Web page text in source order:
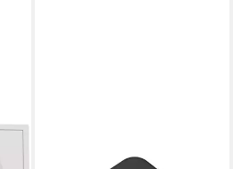
Steckdose USB-C Einbau-Hub